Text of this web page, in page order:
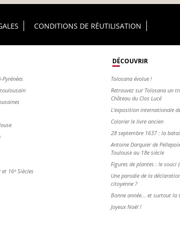
CONDITIONS DE RÉUTILISATION
16ᵉ Siècles
DÉCOUVRIR
Tolosana évolue !
Retrouvez sur Tolosana un
Château du Clos Lucé
L'exposition internationale
Colorier le livre ancien
28 septembre 1637 : la
Antoine Darquier de
Toulouse au 18e siècle
Figures de plantes : le souci
Une parodie de la
citoyenne ?
Bonne année... et surtout la
Joyeux Noël !